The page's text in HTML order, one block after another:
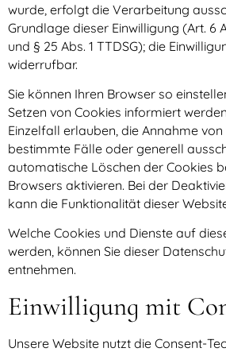
wurde, erfolgt die Verarbeitung
Grundlage dieser Einwilligung (Art. 6
und § 25 Abs. 1 TTDSG); die
widerrufbar.
Sie können Ihren Browser so
Setzen von Cookies informiert
Einzelfall erlauben, die Annahme
bestimmte Fälle oder generell
automatische Löschen der Cookies
Browsers aktivieren. Bei der
kann die Funktionalität dieser
Welche Cookies und Dienste auf
werden, können Sie dieser
entnehmen.
Einwilligung mit
Unsere Website nutzt die Consent-